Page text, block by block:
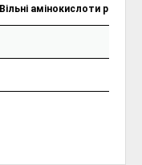
Вільні амінокислоти